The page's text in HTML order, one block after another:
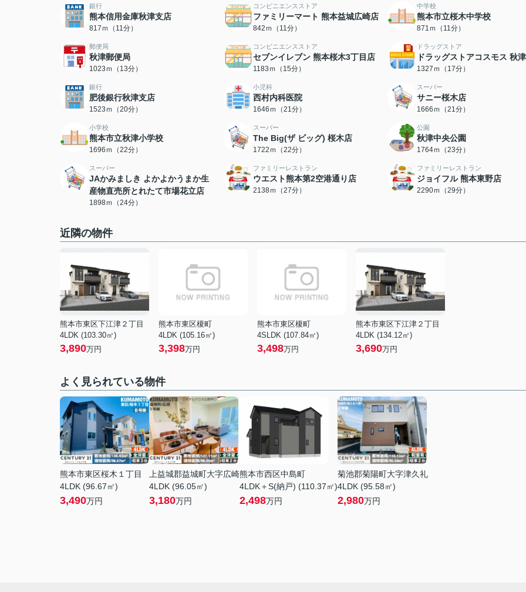
銀行
熊本信用金庫秋津支店
817ｍ（11分）
コンビニエンスストア
ファミリーマート 熊本益城広崎店
842ｍ（11分）
中学校
熊本市立桜木中学校
871ｍ（11分）
郵便局
秋津郵便局
1023ｍ（13分）
コンビニエンスストア
セブンイレブン 熊本桜木3丁目店
1183ｍ（15分）
ドラッグストア
ドラッグストアコスモス 秋
1327ｍ（17分）
銀行
肥後銀行秋津支店
1523ｍ（20分）
小児科
西村内科医院
1646ｍ（21分）
スーパー
サニー桜木店
1666ｍ（21分）
小学校
熊本市立秋津小学校
1696ｍ（22分）
スーパー
The Big(ザ ビッグ) 桜木店
1722ｍ（22分）
公園
秋津中央公園
1764ｍ（23分）
スーパー
JAかみましき よかよかうまか生
産物直売所とれたて市場花立店
1898ｍ（24分）
ファミリーレストラン
ウエスト熊本第2空港通り店
2138ｍ（27分）
ファミリーレストラン
ジョイフル 熊本東野店
2290ｍ（29分）
近隣の物件
熊本市東区下江津２丁目
4LDK (103.30㎡)
3,890万円
熊本市東区榎町
4LDK (105.16㎡)
3,398万円
熊本市東区榎町
4SLDK (107.84㎡)
3,498万円
熊本市東区下江津２丁目
4LDK (134.12㎡)
3,690万円
よく見られている物件
熊本市東区桜木１丁目
4LDK (96.67㎡)
3,490万円
上益城郡益城町大字広崎
4LDK (96.05㎡)
3,180万円
熊本市西区中島町
4LDK＋S(納戸) (110.37㎡)
2,498万円
菊池郡菊陽町大字津久礼
4LDK (95.58㎡)
2,980万円